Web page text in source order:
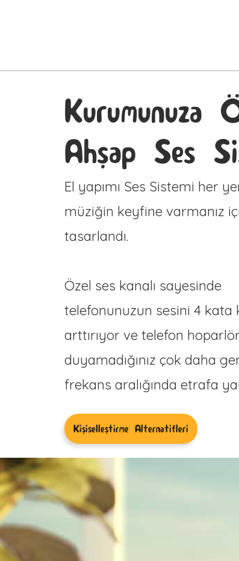
Kurumunuza
Ahşap Ses
El yapımı Ses Sistemi her
müziğin keyfine varmanız
tasarlandı.
Özel ses kanalı sayesinde
telefonunuzun sesini 4 kata
arttırıyor ve telefon
duyamadığınız çok daha
frekans aralığında etrafa
Kişiselleştirme Alternatifleri